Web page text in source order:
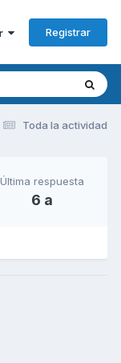
Registrar
Toda la actividad
Última respuesta
6 a